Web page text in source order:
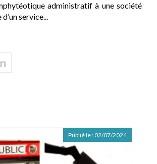
administratif à une société
service...
Publié le : 02/07/2024